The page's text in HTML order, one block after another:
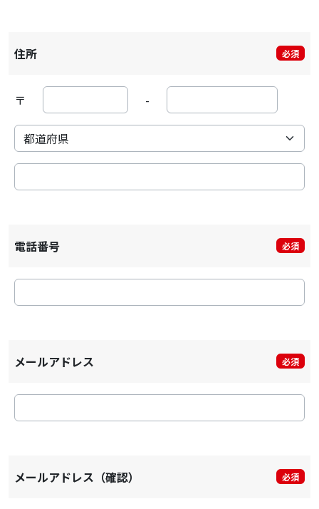
住所 必須
〒 -
電話番号 必須
メールアドレス 必須
メールアドレス（確認） 必須